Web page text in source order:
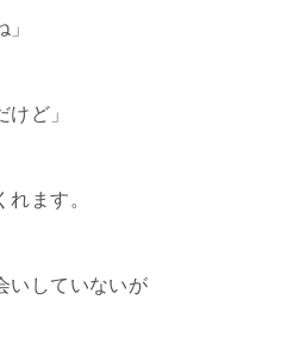
けど」
ます。
いしていないが